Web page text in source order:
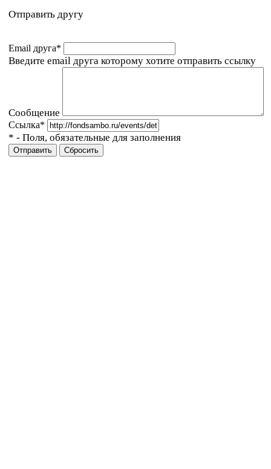
Отправить другу
Email друга*
Введите email друга которому хотите отправить ссылку
Сообщение
Ссылка*
* - Поля, обязательные для заполнения